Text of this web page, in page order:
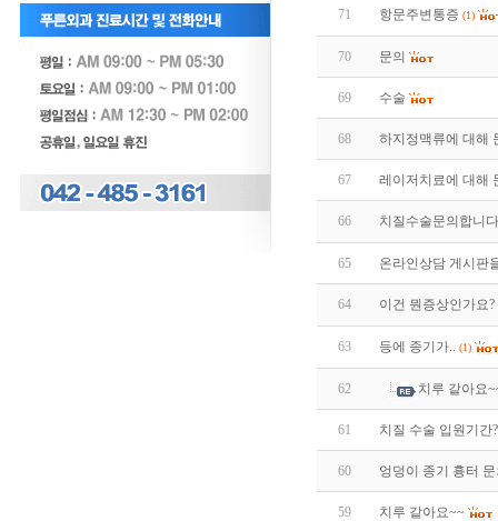
71 항문주변통증 (1)
70 문의
69 수술
68 하지정맥류에 대해
67 레이저치료에 대해
66 치질수술문의합니다
65 온라인상담 게시판
64 이건 뭔증상인가요?
63 등에 종기가.. (1)
62 치루 같아요
61 치질 수술 입원기간?
60 엉덩이 종기 흉터 문
59 치루 같아요~~